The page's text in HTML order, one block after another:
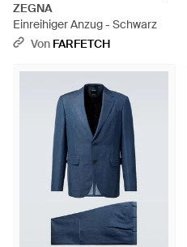
ZEGNA
Einreihiger Anzug - Schwarz
Von FARFETCH